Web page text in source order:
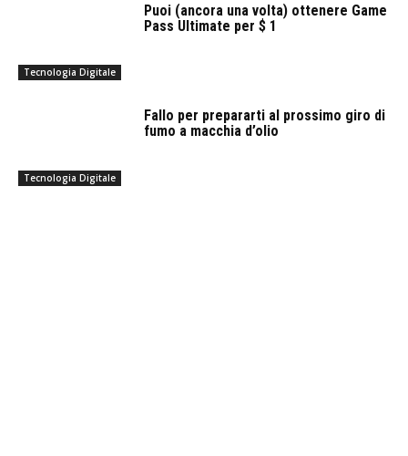
Tecnologia Digitale
Puoi (ancora una volta) ottenere Game
Pass Ultimate per $ 1
Tecnologia Digitale
Fallo per prepararti al prossimo giro di
fumo a macchia d’olio